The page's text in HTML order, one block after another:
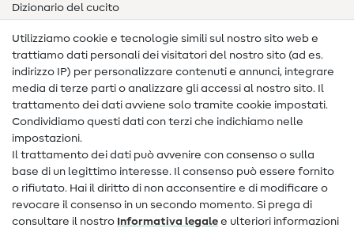
Dizionario del cucito
Nähanleitungen
Assistenza e contatto
Contatto
Informazioni sul nuovo proprietario
FAQ
Diritto di recesso
Popolare
Utilizziamo cookie e tecnologie simili sul nostro sito web e
trattiamo dati personali dei visitatori del nostro sito (ad es.
indirizzo IP) per personalizzare contenuti e annunci, integrare
media di terze parti o analizzare gli accessi al nostro sito. Il
trattamento dei dati avviene solo tramite cookie impostati.
Condividiamo questi dati con terzi che indichiamo nelle
impostazioni.
Il trattamento dei dati può avvenire con consenso o sulla
base di un legittimo interesse. Il consenso può essere fornito
o rifiutato. Hai il diritto di non acconsentire e di modificare o
revocare il consenso in un secondo momento. Si prega di
consultare il nostro Informativa legale e ulteriori informazioni